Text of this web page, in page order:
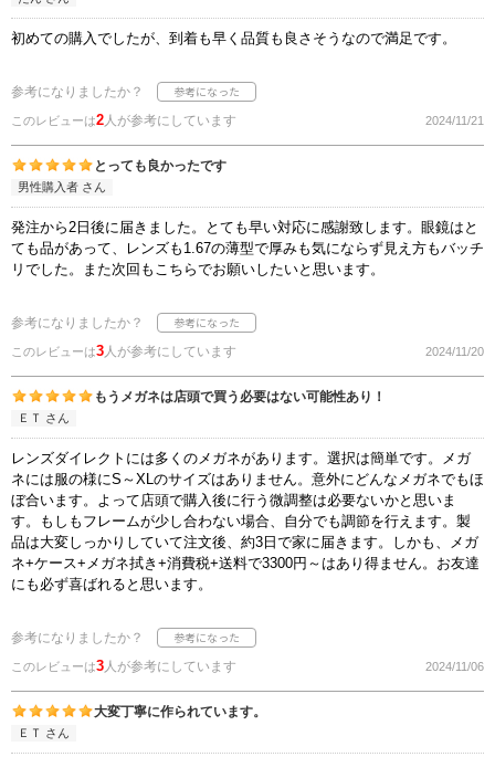
初めての購入でしたが、到着も早く品質も良さそうなので満足です。
参考になりましたか？
このレビューは2人が参考にしています 2024/11/21
とっても良かったです
男性購入者 さん
発注から2日後に届きました。とても早い対応に感謝致します。眼鏡はと
ても品があって、レンズも1.67の薄型で厚みも気にならず見え方もバッチ
リでした。また次回もこちらでお願いしたいと思います。
参考になりましたか？
このレビューは3人が参考にしています 2024/11/20
もうメガネは店頭で買う必要はない可能性あり！
ＥＴ さん
レンズダイレクトには多くのメガネがあります。選択は簡単です。メガ
ネには服の様にS～XLのサイズはありません。意外にどんなメガネでもほ
ぼ合います。よって店頭で購入後に行う微調整は必要ないかと思いま
す。もしもフレームが少し合わない場合、自分でも調節を行えます。製
品は大変しっかりしていて注文後、約3日で家に届きます。しかも、メガ
ネ+ケース+メガネ拭き+消費税+送料で3300円～はあり得ません。お友達
にも必ず喜ばれると思います。
参考になりましたか？
このレビューは3人が参考にしています 2024/11/06
大変丁寧に作られています。
ＥＴ さん